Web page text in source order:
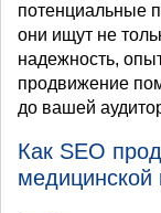
потенциальные
они ищут не
надежность,
продвижение
до вашей
Как SEO
медицинской